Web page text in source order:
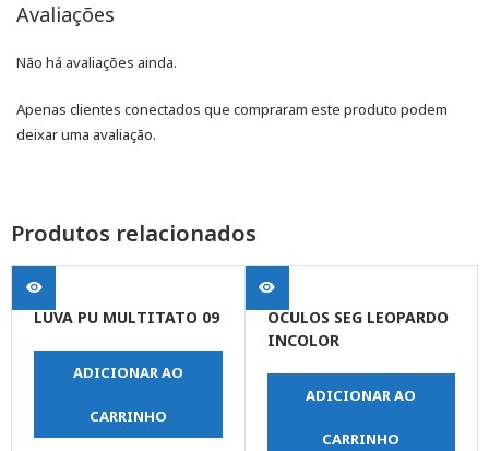
Avaliações
Não há avaliações ainda.
Apenas clientes conectados que compraram este produto podem
deixar uma avaliação.
Produtos relacionados
LUVA PU MULTITATO 09
ADICIONAR AO
CARRINHO
OCULOS SEG LEOPARDO
INCOLOR
ADICIONAR AO
CARRINHO